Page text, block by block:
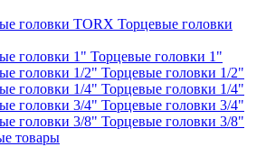
Торцевые головки
Торцевые головки 1"
Торцевые головки 1/2"
Торцевые головки 1/4"
Торцевые головки 3/4"
Торцевые головки 3/8"
товары